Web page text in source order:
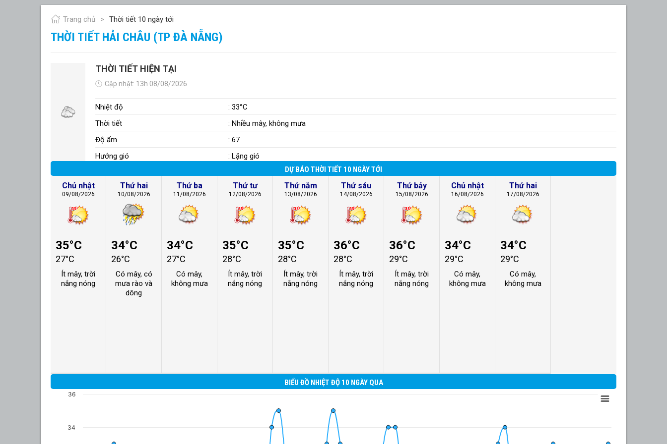
Trang chủ Thời tiết 10 ngày tới
THỜI TIẾT HẢI CHÂU (TP ĐÀ NẴNG)
THỜI TIẾT HIỆN TẠI
Cập nhật: 13h 08/08/2026
Nhiệt độ
: 33°C
Thời tiết
: Nhiều mây, không mưa
Độ ẩm
: 67
Hướng gió
: Lặng gió
DỰ BÁO THỜI TIẾT 10 NGÀY TỚI
Chủ nhật
09/08/2026
35°C
27°C
Ít mây, trời
nắng nóng
Thứ hai
10/08/2026
34°C
26°C
Có mây, có
mưa rào và
dông
Thứ ba
11/08/2026
34°C
27°C
Có mây,
không mưa
Thứ tư
12/08/2026
35°C
28°C
Ít mây, trời
nắng nóng
Thứ năm
13/08/2026
35°C
28°C
Ít mây, trời
nắng nóng
Thứ sáu
14/08/2026
36°C
28°C
Ít mây, trời
nắng nóng
Thứ bảy
15/08/2026
36°C
29°C
Ít mây, trời
nắng nóng
Chủ nhật
16/08/2026
34°C
29°C
Có mây,
không mưa
Thứ hai
17/08/2026
34°C
29°C
Có mây,
không mưa
BIỂU ĐỒ NHIỆT ĐỘ 10 NGÀY QUA
34
36